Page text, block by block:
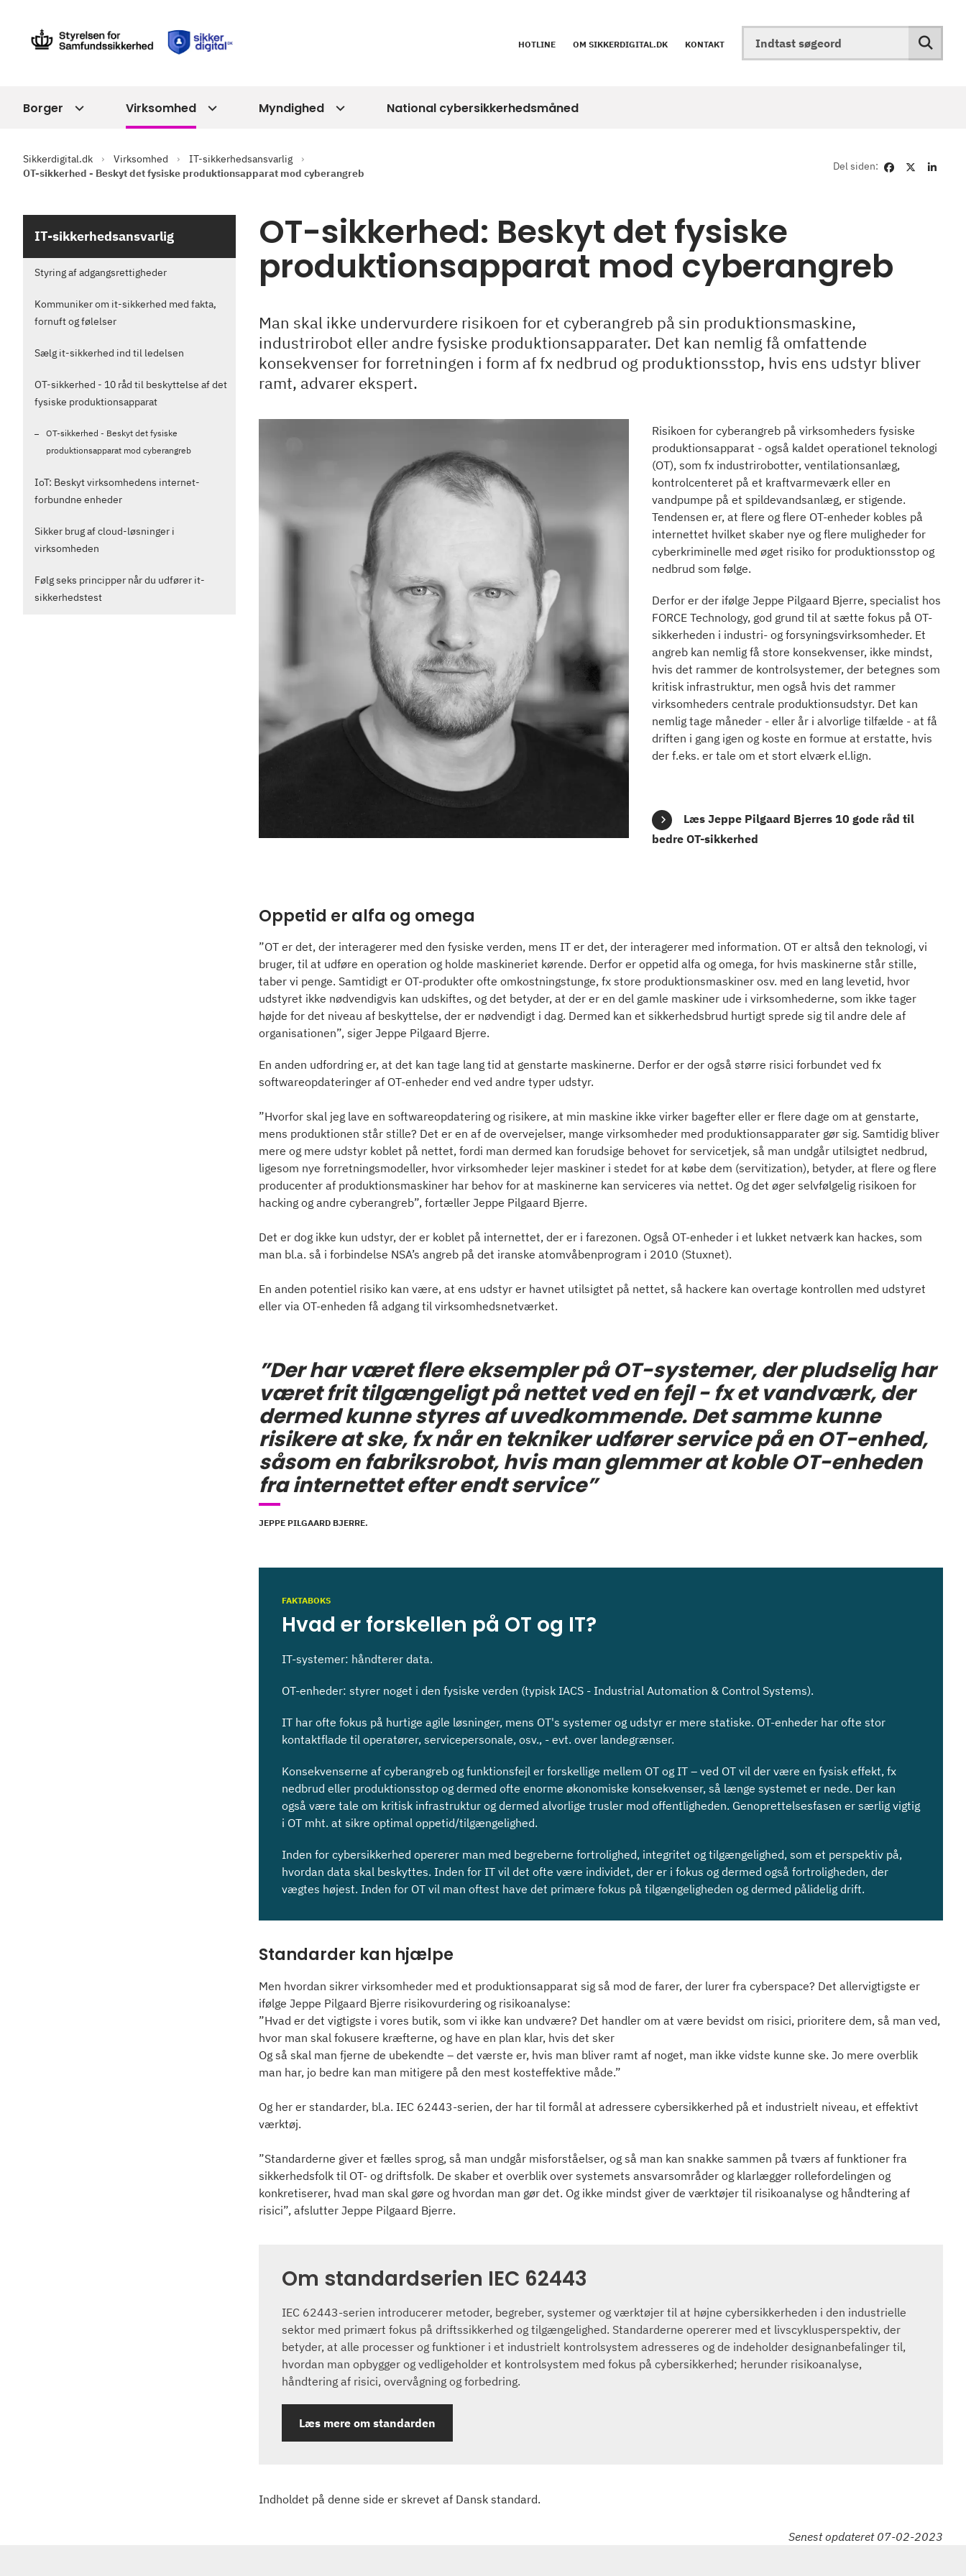
HOTLINE OM SIKKERDIGITAL.DK KONTAKT
Borger Virksomhed Myndighed National cybersikkerhedsmåned
Sikkerdigital.dk Virksomhed
IT-sikkerhedsansvarlig
OT-sikkerhed - Beskyt det fysiske produktionsapparat mod cyberangreb
Del siden:
IT-sikkerhedsansvarlig
Styring af adgangsrettigheder
Kommuniker om it-sikkerhed med fakta,
fornuft og følelser
Sælg it-sikkerhed ind til ledelsen
OT-sikkerhed - 10 råd til beskyttelse af det
fysiske produktionsapparat
OT-sikkerhed - Beskyt det fysiske
produktionsapparat mod cyberangreb
IoT: Beskyt virksomhedens internet-
forbundne enheder
Sikker brug af cloud-løsninger i
virksomheden
Følg seks principper når du udfører it-
sikkerhedstest
OT-sikkerhed: Beskyt det fysiske
produktionsapparat mod cyberangreb
Man skal ikke undervurdere risikoen for et cyberangreb på sin produktionsmaskine,
industrirobot eller andre fysiske produktionsapparater. Det kan nemlig få omfattende
konsekvenser for forretningen i form af fx nedbrud og produktionsstop, hvis ens udstyr bliver
ramt, advarer ekspert.
Risikoen for cyberangreb på virksomheders fysiske
produktionsapparat - også kaldet operationel teknologi
(OT), som fx industrirobotter, ventilationsanlæg,
kontrolcenteret på et kraftvarmeværk eller en
vandpumpe på et spildevandsanlæg, er stigende.
Tendensen er, at flere og flere OT-enheder kobles på
internettet hvilket skaber nye og flere muligheder for
cyberkriminelle med øget risiko for produktionsstop og
nedbrud som følge.
Derfor er der ifølge Jeppe Pilgaard Bjerre, specialist hos
FORCE Technology, god grund til at sætte fokus på OT-
sikkerheden i industri- og forsyningsvirksomheder. Et
angreb kan nemlig få store konsekvenser, ikke mindst,
hvis det rammer de kontrolsystemer, der betegnes som
kritisk infrastruktur, men også hvis det rammer
virksomheders centrale produktionsudstyr. Det kan
nemlig tage måneder - eller år i alvorlige tilfælde - at få
driften i gang igen og koste en formue at erstatte, hvis
der f.eks. er tale om et stort elværk el.lign.
Læs Jeppe Pilgaard Bjerres 10 gode råd til
bedre OT-sikkerhed
Oppetid er alfa og omega
”OT er det, der interagerer med den fysiske verden, mens IT er det, der interagerer med information. OT er altså den teknologi, vi
bruger, til at udføre en operation og holde maskineriet kørende. Derfor er oppetid alfa og omega, for hvis maskinerne står stille,
taber vi penge. Samtidigt er OT-produkter ofte omkostningstunge, fx store produktionsmaskiner osv. med en lang levetid, hvor
udstyret ikke nødvendigvis kan udskiftes, og det betyder, at der er en del gamle maskiner ude i virksomhederne, som ikke tager
højde for det niveau af beskyttelse, der er nødvendigt i dag. Dermed kan et sikkerhedsbrud hurtigt sprede sig til andre dele af
organisationen”, siger Jeppe Pilgaard Bjerre.
En anden udfordring er, at det kan tage lang tid at genstarte maskinerne. Derfor er der også større risici forbundet ved fx
softwareopdateringer af OT-enheder end ved andre typer udstyr.
”Hvorfor skal jeg lave en softwareopdatering og risikere, at min maskine ikke virker bagefter eller er flere dage om at genstarte,
mens produktionen står stille? Det er en af de overvejelser, mange virksomheder med produktionsapparater gør sig. Samtidig bliver
mere og mere udstyr koblet på nettet, fordi man dermed kan forudsige behovet for servicetjek, så man undgår utilsigtet nedbrud,
ligesom nye forretningsmodeller, hvor virksomheder lejer maskiner i stedet for at købe dem (servitization), betyder, at flere og flere
producenter af produktionsmaskiner har behov for at maskinerne kan serviceres via nettet. Og det øger selvfølgelig risikoen for
hacking og andre cyberangreb”, fortæller Jeppe Pilgaard Bjerre.
Det er dog ikke kun udstyr, der er koblet på internettet, der er i farezonen. Også OT-enheder i et lukket netværk kan hackes, som
man bl.a. så i forbindelse NSA’s angreb på det iranske atomvåbenprogram i 2010 (Stuxnet).
En anden potentiel risiko kan være, at ens udstyr er havnet utilsigtet på nettet, så hackere kan overtage kontrollen med udstyret
eller via OT-enheden få adgang til virksomhedsnetværket.
”Der har været flere eksempler på OT-systemer, der pludselig har
været frit tilgængeligt på nettet ved en fejl - fx et vandværk, der
dermed kunne styres af uvedkommende. Det samme kunne
risikere at ske, fx når en tekniker udfører service på en OT-enhed,
såsom en fabriksrobot, hvis man glemmer at koble OT-enheden
fra internettet efter endt service”
JEPPE PILGAARD BJERRE.
FAKTABOKS
Hvad er forskellen på OT og IT?
IT-systemer: håndterer data.
OT-enheder: styrer noget i den fysiske verden (typisk IACS - Industrial Automation & Control Systems).
IT har ofte fokus på hurtige agile løsninger, mens OT's systemer og udstyr er mere statiske. OT-enheder har ofte stor
kontaktflade til operatører, servicepersonale, osv., - evt. over landegrænser.
Konsekvenserne af cyberangreb og funktionsfejl er forskellige mellem OT og IT – ved OT vil der være en fysisk effekt, fx
nedbrud eller produktionsstop og dermed ofte enorme økonomiske konsekvenser, så længe systemet er nede. Der kan
også være tale om kritisk infrastruktur og dermed alvorlige trusler mod offentligheden. Genoprettelsesfasen er særlig vigtig
i OT mht. at sikre optimal oppetid/tilgængelighed.
Inden for cybersikkerhed opererer man med begreberne fortrolighed, integritet og tilgængelighed, som et perspektiv på,
hvordan data skal beskyttes. Inden for IT vil det ofte være individet, der er i fokus og dermed også fortroligheden, der
vægtes højest. Inden for OT vil man oftest have det primære fokus på tilgængeligheden og dermed pålidelig drift.
Standarder kan hjælpe
Men hvordan sikrer virksomheder med et produktionsapparat sig så mod de farer, der lurer fra cyberspace? Det allervigtigste er
ifølge Jeppe Pilgaard Bjerre risikovurdering og risikoanalyse:
”Hvad er det vigtigste i vores butik, som vi ikke kan undvære? Det handler om at være bevidst om risici, prioritere dem, så man ved,
hvor man skal fokusere kræfterne, og have en plan klar, hvis det sker
Og så skal man fjerne de ubekendte – det værste er, hvis man bliver ramt af noget, man ikke vidste kunne ske. Jo mere overblik
man har, jo bedre kan man mitigere på den mest kosteffektive måde.”
Og her er standarder, bl.a. IEC 62443-serien, der har til formål at adressere cybersikkerhed på et industrielt niveau, et effektivt
værktøj.
”Standarderne giver et fælles sprog, så man undgår misforståelser, og så man kan snakke sammen på tværs af funktioner fra
sikkerhedsfolk til OT- og driftsfolk. De skaber et overblik over systemets ansvarsområder og klarlægger rollefordelingen og
konkretiserer, hvad man skal gøre og hvordan man gør det. Og ikke mindst giver de værktøjer til risikoanalyse og håndtering af
risici”, afslutter Jeppe Pilgaard Bjerre.
Om standardserien IEC 62443
IEC 62443-serien introducerer metoder, begreber, systemer og værktøjer til at højne cybersikkerheden i den industrielle
sektor med primært fokus på driftssikkerhed og tilgængelighed. Standarderne opererer med et livscyklusperspektiv, der
betyder, at alle processer og funktioner i et industrielt kontrolsystem adresseres og de indeholder designanbefalinger til,
hvordan man opbygger og vedligeholder et kontrolsystem med fokus på cybersikkerhed; herunder risikoanalyse,
håndtering af risici, overvågning og forbedring.
Læs mere om standarden
Indholdet på denne side er skrevet af Dansk standard.
Senest opdateret 07-02-2023